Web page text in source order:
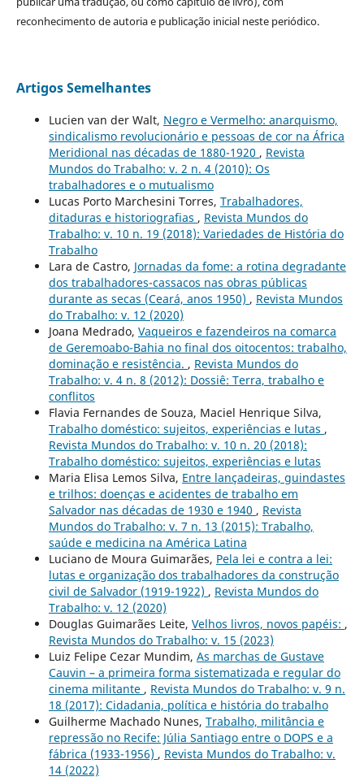
reconhecimento de autoria e publicação inicial neste periódico.
Artigos Semelhantes
Lucien van der Walt, Negro e Vermelho: anarquismo,
sindicalismo revolucionário e pessoas de cor na África
Meridional nas décadas de 1880-1920 , Revista
Mundos do Trabalho: v. 2 n. 4 (2010): Os
trabalhadores e o mutualismo
Lucas Porto Marchesini Torres, Trabalhadores,
ditaduras e historiografias , Revista Mundos do
Trabalho: v. 10 n. 19 (2018): Variedades de História do
Trabalho
Lara de Castro, Jornadas da fome: a rotina degradante
dos trabalhadores-cassacos nas obras públicas
durante as secas (Ceará, anos 1950) , Revista Mundos
do Trabalho: v. 12 (2020)
Joana Medrado, Vaqueiros e fazendeiros na comarca
de Geremoabo-Bahia no final dos oitocentos: trabalho,
dominação e resistência. , Revista Mundos do
Trabalho: v. 4 n. 8 (2012): Dossiê: Terra, trabalho e
conflitos
Flavia Fernandes de Souza, Maciel Henrique Silva,
Trabalho doméstico: sujeitos, experiências e lutas ,
Revista Mundos do Trabalho: v. 10 n. 20 (2018):
Trabalho doméstico: sujeitos, experiências e lutas
Maria Elisa Lemos Silva, Entre lançadeiras, guindastes
e trilhos: doenças e acidentes de trabalho em
Salvador nas décadas de 1930 e 1940 , Revista
Mundos do Trabalho: v. 7 n. 13 (2015): Trabalho,
saúde e medicina na América Latina
Luciano de Moura Guimarães, Pela lei e contra a lei:
lutas e organização dos trabalhadores da construção
civil de Salvador (1919-1922) , Revista Mundos do
Trabalho: v. 12 (2020)
Douglas Guimarães Leite, Velhos livros, novos papéis: ,
Revista Mundos do Trabalho: v. 15 (2023)
Luiz Felipe Cezar Mundim, As marchas de Gustave
Cauvin – a primeira forma sistematizada e regular do
cinema militante , Revista Mundos do Trabalho: v. 9 n.
18 (2017): Cidadania, política e história do trabalho
Guilherme Machado Nunes, Trabalho, militância e
repressão no Recife: Júlia Santiago entre o DOPS e a
fábrica (1933-1956) , Revista Mundos do Trabalho: v.
14 (2022)